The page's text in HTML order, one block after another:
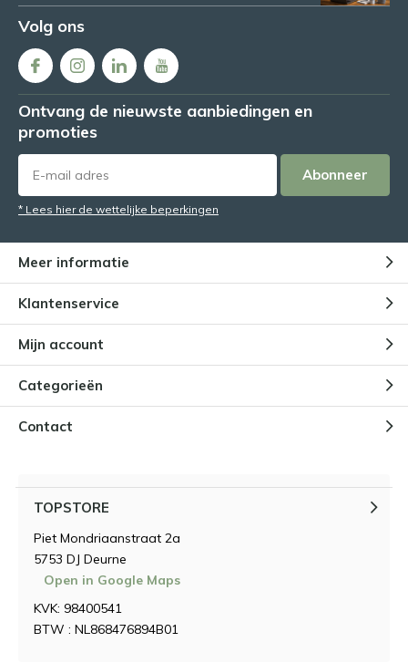
Volg ons
Ontvang de nieuwste aanbiedingen en
promoties
Abonneer
* Lees hier de wettelijke beperkingen
Meer informatie
Klantenservice
Mijn account
Categorieën
Contact
TOPSTORE
Piet Mondriaanstraat 2a
5753 DJ Deurne
Open in Google Maps
KVK: 98400541
BTW : NL868476894B01